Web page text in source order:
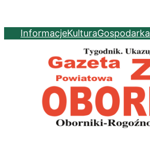
InformacjeKulturaGospodarka